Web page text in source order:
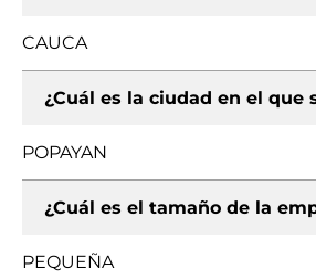
CAUCA
¿Cuál es la ciudad en el que
POPAYAN
¿Cuál es el tamaño de la
PEQUEÑA